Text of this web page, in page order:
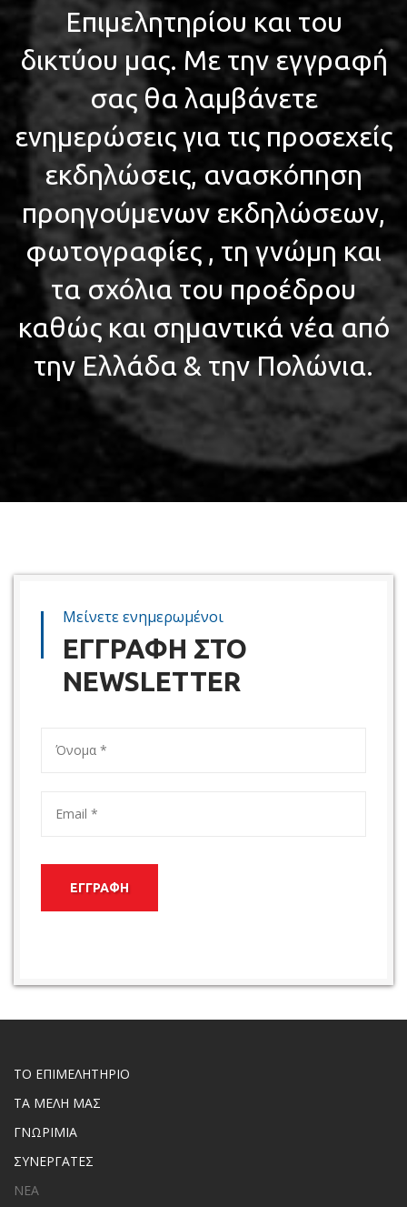
Επιμελητηρίου και του
δικτύου μας. Με την εγγραφή
σας θα λαμβάνετε
ενημερώσεις για τις προσεχείς
εκδηλώσεις, ανασκόπηση
προηγούμενων εκδηλώσεων,
φωτογραφίες , τη γνώμη και
τα σχόλια του προέδρου
καθώς και σημαντικά νέα από
την Ελλάδα & την Πολώνια.
Μείνετε ενημερωμένοι
ΕΓΓΡΑΦΗ ΣΤΟ
NEWSLETTER
ΕΓΓΡΑΦΗ
ΤΟ ΕΠΙΜΕΛΗΤΗΡΙΟ
ΤΑ ΜΕΛΗ ΜΑΣ
ΓΝΩΡΙΜΙΑ
ΣΥΝΕΡΓΑΤΕΣ
ΝΕΑ